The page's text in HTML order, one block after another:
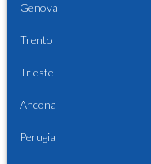
Genova
Trento
Trieste
Ancona
Perugia